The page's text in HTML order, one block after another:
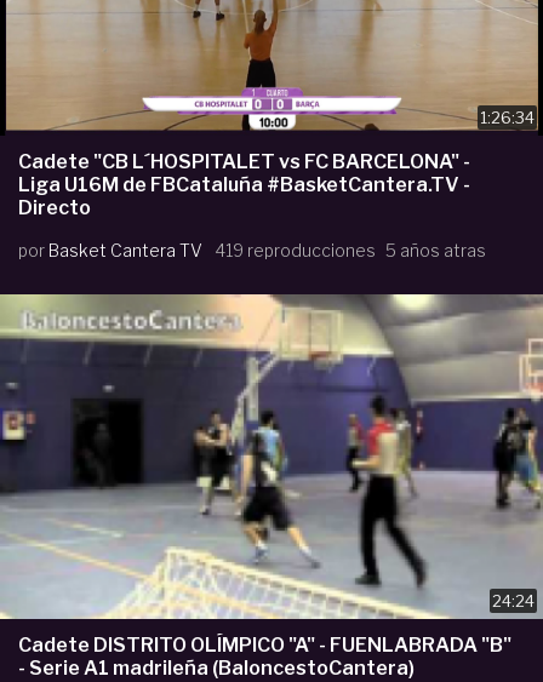
1:26:34
Cadete "CB L´HOSPITALET vs FC BARCELONA" -
Liga U16M de FBCataluña #BasketCantera.TV -
Directo
por Basket Cantera TV 419 reproducciones 5 años atras
24:24
Cadete DISTRITO OLÍMPICO "A" - FUENLABRADA "B"
- Serie A1 madrileña (BaloncestoCantera)